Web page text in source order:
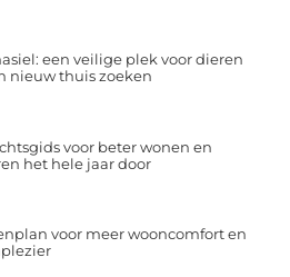
een veilige plek voor dieren
nieuw thuis zoeken
voor beter wonen en
het hele jaar door
voor meer wooncomfort en